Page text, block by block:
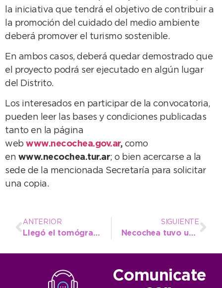
la iniciativa que tendrá el objetivo de contribuir a
la promoción del cuidado del medio ambiente
deberá promover el turismo sostenible.
En ambos casos, deberá quedar demostrado que
el proyecto podrá ser ejecutado en algún lugar
del Distrito.
Los interesados en participar de la convocatoria,
pueden leer las bases y condiciones publicadas
tanto en la página
web www.necochea.gov.ar, como
en www.necochea.tur.ar; o bien acercarse a la
sede de la mencionada Secretaría para solicitar
una copia.
ANTERIOR
Llegó el tomógrafo a la ciudad y se empieza a marcar un antes y un después en la salud pública necochense
SIGUIENTE
Necochea tuvo una participación récord en Cultura y será sede regional de los Bonaerenses por primera vez
Comunicate